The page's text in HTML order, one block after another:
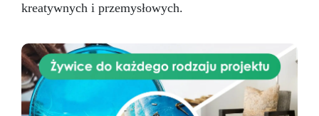
kreatywnych i przemysłowych.